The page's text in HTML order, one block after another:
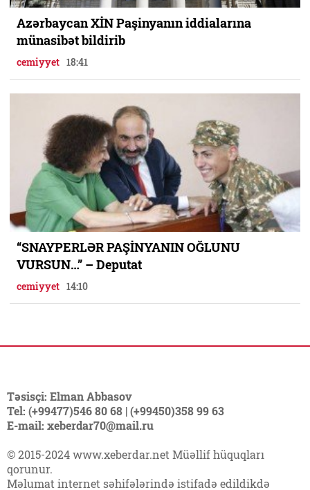
Azərbaycan XİN Paşinyanın iddialarına
münasibət bildirib
cemiyyet 18:41
“SNAYPERLƏR PAŞİNYANIN OĞLUNU
VURSUN…” – Deputat
cemiyyet 14:10
Təsisçi: Elman Abbasov
Tel: (+99477)546 80 68 | (+99450)358 99 63
E-mail: xeberdar70@mail.ru
© 2015-2024 www.xeberdar.net Müəllif hüquqları
qorunur.
Məlumat internet səhifələrində istifadə edildikdə